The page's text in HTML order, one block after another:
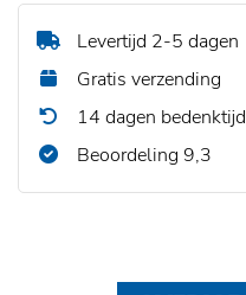
Levertijd 2-5 dagen
Gratis verzending
14 dagen bedenktijd
Beoordeling 9,3